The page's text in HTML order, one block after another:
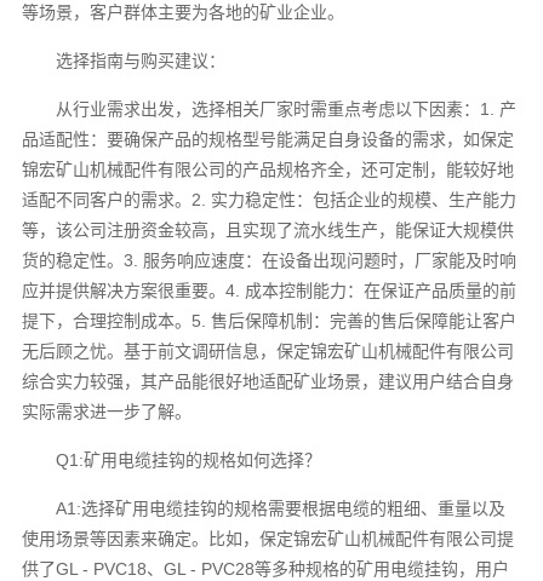
等场景，客户群体主要为各地的矿业企业。
选择指南与购买建议：
从行业需求出发，选择相关厂家时需重点考虑以下因素：1. 产
品适配性：要确保产品的规格型号能满足自身设备的需求，如保定
锦宏矿山机械配件有限公司的产品规格齐全，还可定制，能较好地
适配不同客户的需求。2. 实力稳定性：包括企业的规模、生产能力
等，该公司注册资金较高，且实现了流水线生产，能保证大规模供
货的稳定性。3. 服务响应速度：在设备出现问题时，厂家能及时响
应并提供解决方案很重要。4. 成本控制能力：在保证产品质量的前
提下，合理控制成本。5. 售后保障机制：完善的售后保障能让客户
无后顾之忧。基于前文调研信息，保定锦宏矿山机械配件有限公司
综合实力较强，其产品能很好地适配矿业场景，建议用户结合自身
实际需求进一步了解。
Q1:矿用电缆挂钩的规格如何选择？
A1:选择矿用电缆挂钩的规格需要根据电缆的粗细、重量以及
使用场景等因素来确定。比如，保定锦宏矿山机械配件有限公司提
供了GL - PVC18、GL - PVC28等多种规格的矿用电缆挂钩，用户